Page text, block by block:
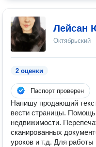
Лейсан
Октябрьский
2 оценки
Паспорт проверен
Напишу продающий
вести страницы.
недвижимости.
сканированных
уроков и т.д. Для